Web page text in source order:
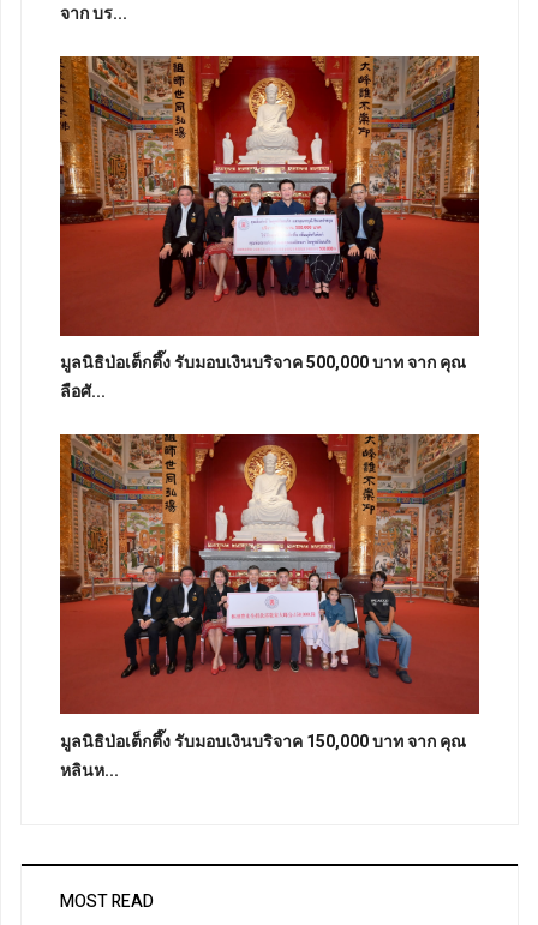
จาก บร...
มูลนิธิป่อเต็กตึ๊ง รับมอบเงินบริจาค 500,000 บาท จาก คุณ
ลือศั...
มูลนิธิป่อเต็กตึ๊ง รับมอบเงินบริจาค 150,000 บาท จาก คุณ
หลินห...
MOST READ